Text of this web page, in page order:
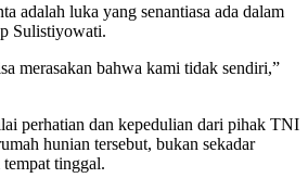
adalah luka yang senantiasa ada dalam
Sulistiyowati.
merasakan bahwa kami tidak sendiri,”
perhatian dan kepedulian dari pihak TNI
hunian tersebut, bukan sekadar
tinggal.